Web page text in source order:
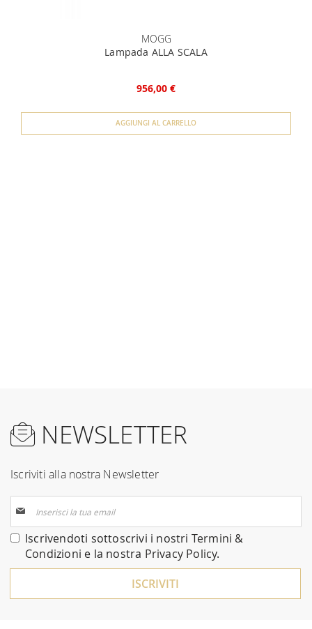
MOGG
Lampada ALLA SCALA
956,00 €
AGGIUNGI AL CARRELLO
NEWSLETTER
Iscriviti alla nostra Newsletter
alla
nostra
Newsletter:
Iscrivendoti sottoscrivi i nostri Termini &
Condizioni e la nostra Privacy Policy.
ISCRIVITI